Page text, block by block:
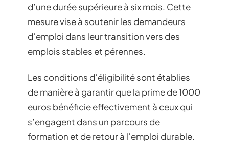
d’une durée supérieure à six mois. Cette
mesure vise à soutenir les demandeurs
d’emploi dans leur transition vers des
emplois stables et pérennes.
Les conditions d’éligibilité sont établies
de manière à garantir que la prime de 1000
euros bénéficie effectivement à ceux qui
s’engagent dans un parcours de
formation et de retour à l’emploi durable.